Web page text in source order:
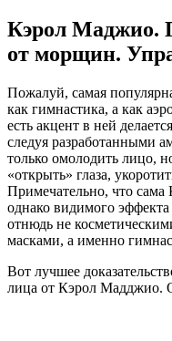
Кэрол Маджио.
от морщин.
Пожалуй, самая
как гимнастика, а как
есть акцент в ней
следуя разработанными
только омолодить лицо,
«открыть» глаза,
Примечательно, что
однако видимого
отнюдь не
масками, а именно
Вот лучшее
лица от Кэрол Мадджио.